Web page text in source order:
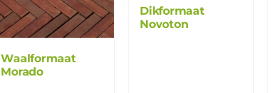
Waalformaat
Morado
Dikformaat
Novoton